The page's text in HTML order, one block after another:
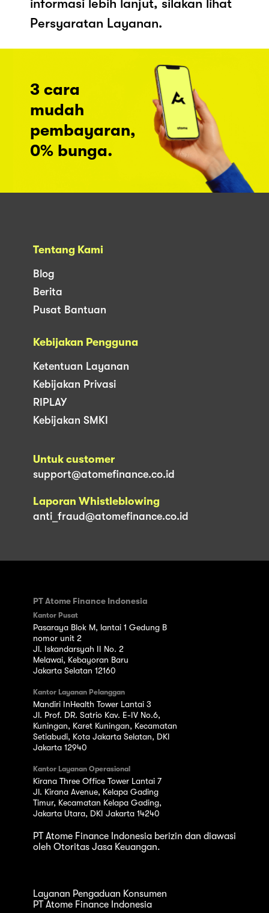
informasi lebih lanjut, silakan lihat
Persyaratan Layanan.
3 cara
mudah
pembayaran,
0% bunga.
Tentang Kami
Blog
Berita
Pusat Bantuan
Kebijakan Pengguna
Ketentuan Layanan
Kebijakan Privasi
RIPLAY
Kebijakan SMKI
Untuk customer
support@atomefinance.co.id
Laporan Whistleblowing
anti_fraud@atomefinance.co.id
PT Atome Finance Indonesia
Kantor Pusat
Pasaraya Blok M, lantai 1 Gedung B
nomor unit 2
Jl. Iskandarsyah II No. 2
Melawai, Kebayoran Baru
Jakarta Selatan 12160
Kantor Layanan Pelanggan
Mandiri InHealth Tower Lantai 3
Jl. Prof. DR. Satrio Kav. E-IV No.6,
Kuningan, Karet Kuningan, Kecamatan
Setiabudi, Kota Jakarta Selatan, DKI
Jakarta 12940
Kantor Layanan Operasional
Kirana Three Office Tower Lantai 7
Jl. Kirana Avenue, Kelapa Gading
Timur, Kecamatan Kelapa Gading,
Jakarta Utara, DKI Jakarta 14240
PT Atome Finance Indonesia berizin dan diawasi
oleh Otoritas Jasa Keuangan.
Layanan Pengaduan Konsumen
PT Atome Finance Indonesia